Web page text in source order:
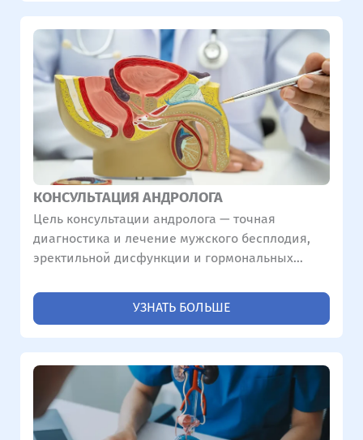
КОНСУЛЬТАЦИЯ АНДРОЛОГА
Цель консультации андролога — точная
диагностика и лечение мужского бесплодия,
эректильной дисфункции и гормональных
УЗНАТЬ БОЛЬШЕ